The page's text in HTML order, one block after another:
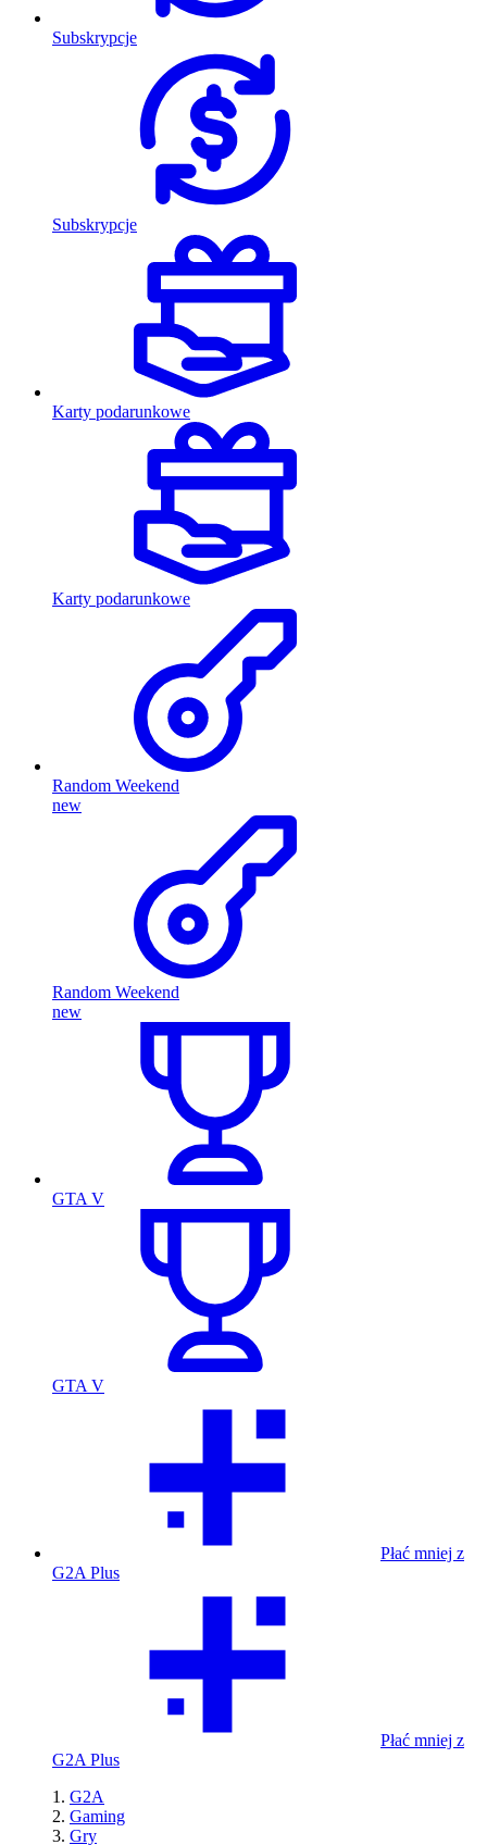
Subskrypcje
Subskrypcje
Karty podarunkowe
Karty podarunkowe
Random Weekend
new
Random Weekend
new
GTA V
GTA V
Płać mniej z
G2A Plus
Płać mniej z
G2A Plus
G2A
Gaming
Gry